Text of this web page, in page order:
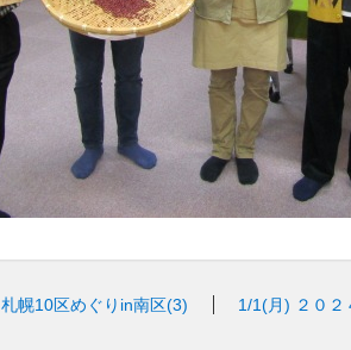
札幌10区めぐりin南区(3) 1/1(月) ２０